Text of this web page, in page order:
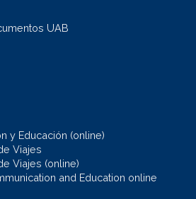
UAB
y Educación (online)
Viajes
Viajes (online)
and Education online